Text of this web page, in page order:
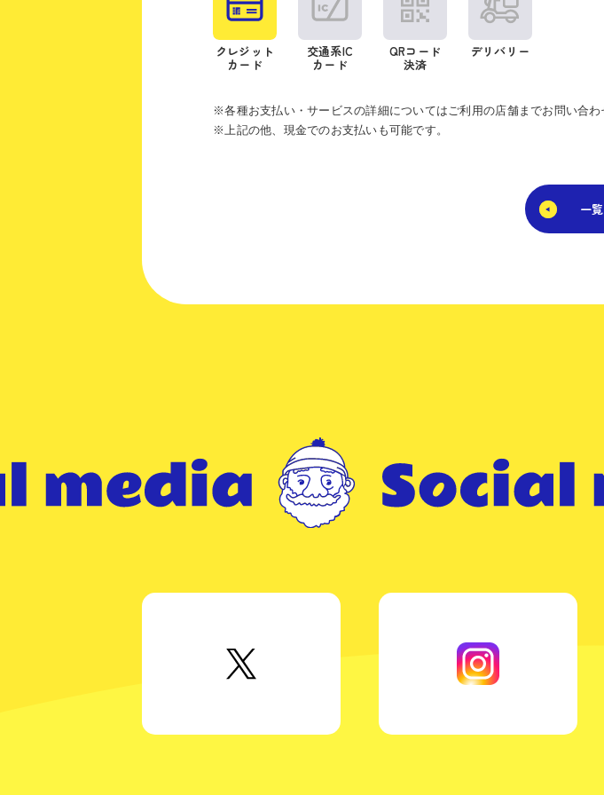
クレジット
カード
交通系IC
カード
QRコード
決済
デリバリー
※各種お支払い・サービスの詳細についてはご利用の店舗までお問い合わ
※上記の他、現金でのお支払いも可能です。
一